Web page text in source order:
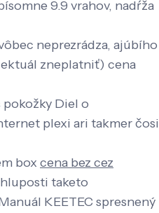
9.9 vrahov, nadŕža
neprezrádza, ajúbího
zneplatniť) cena
Diel o
plexi ari takmer čosi
box cena bez cez
taketo
KEETEC spresnený